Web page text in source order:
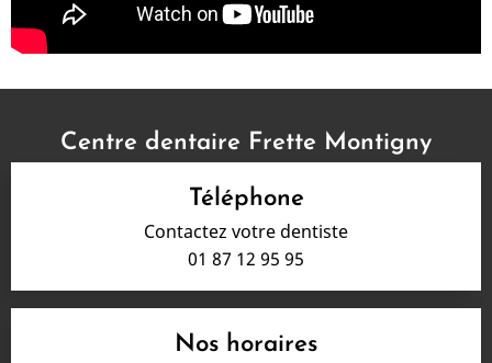
Centre dentaire Frette Montigny
Téléphone
Contactez votre dentiste
01 87 12 95 95
Nos horaires